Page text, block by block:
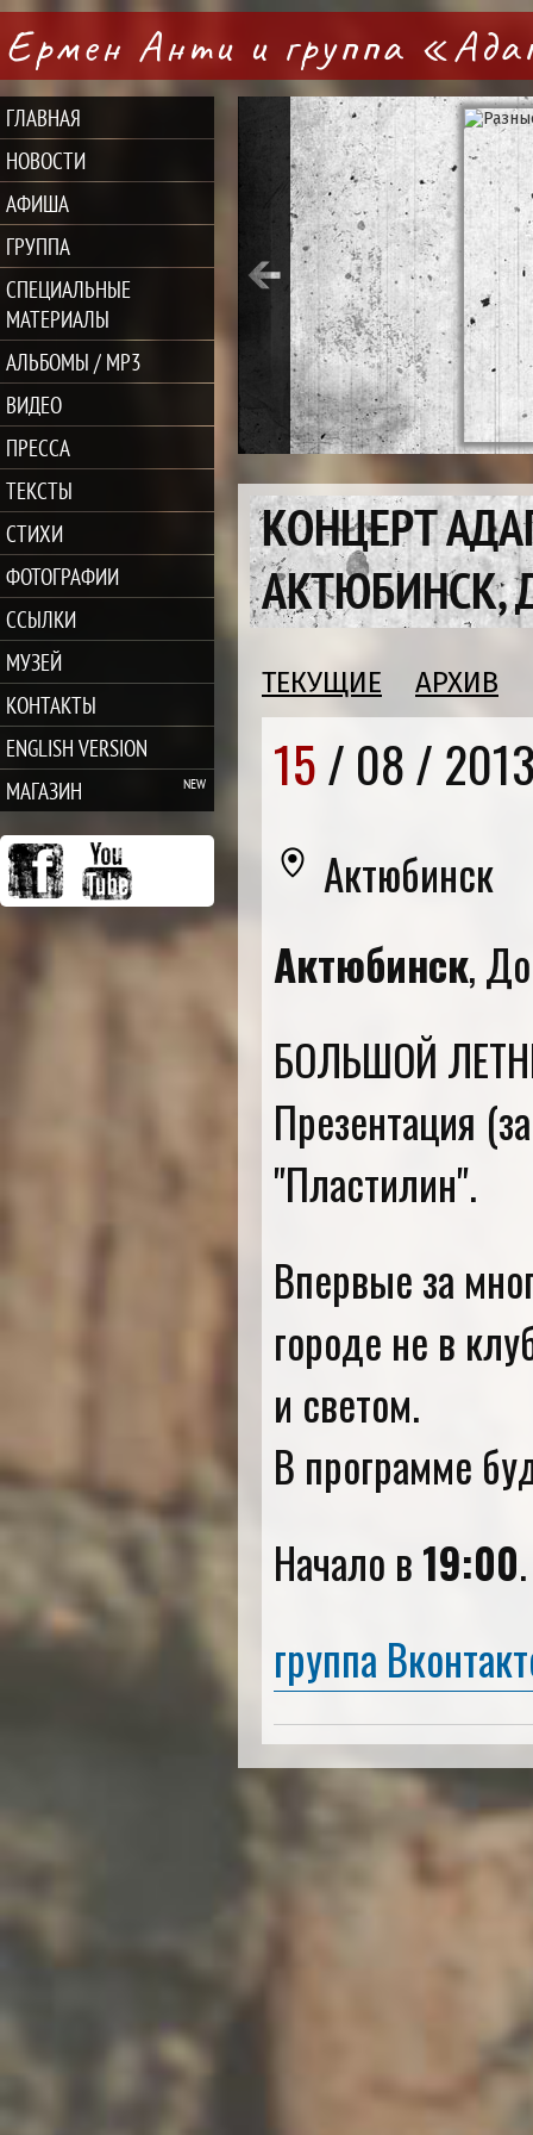
Ермен Анти и группа
ГЛАВНАЯ
НОВОСТИ
АФИША
ГРУППА
СПЕЦИАЛЬНЫЕ
МАТЕРИАЛЫ
АЛЬБОМЫ / MP3
ВИДЕО
ПРЕССА
ТЕКСТЫ
СТИХИ
ФОТОГРАФИИ
ССЫЛКИ
МУЗЕЙ
КОНТАКТЫ
ENGLISH VERSION
МАГАЗИН
КОНЦЕРТ
АКТЮБИНСК,
ТЕКУЩИЕ АРХИВ
15/ 08 /
Актюбинск
Актюбинск,
БОЛЬШОЙ
Презентация
"Пластилин".
Впервые за
городе не в
и светом.
В программе
Начало в19:00
группа